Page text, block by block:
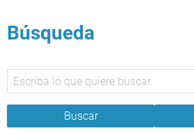
Búsqueda